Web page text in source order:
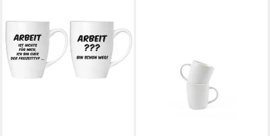
Steingut, 300 ml, robust &
pflegeleicht, 2-tlg., Steingut,
14,95 €